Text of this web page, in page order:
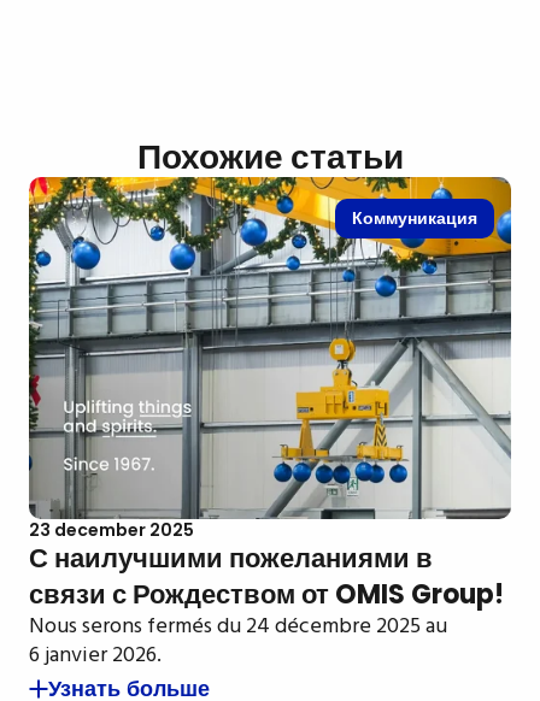
Похожие статьи
Коммуникация
23 december 2025
С наилучшими пожеланиями в
связи с Рождеством от OMIS Group!
Nous serons fermés du 24 décembre 2025 au
6 janvier 2026.
Узнать больше